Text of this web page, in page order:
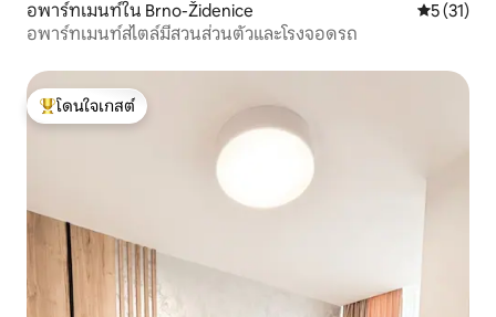
อพาร์ทเมนท์ใน Brno-Židenice คะแนนเฉลี่
5 (31)
อพาร์ทเมนท์สไตล์มีสวนส่วนตัวและโรงจอดรถ
โดนใจเกสต์ที่สุด
โดนใจเกสต์